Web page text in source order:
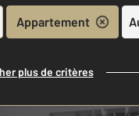
Appartement
plus de critères